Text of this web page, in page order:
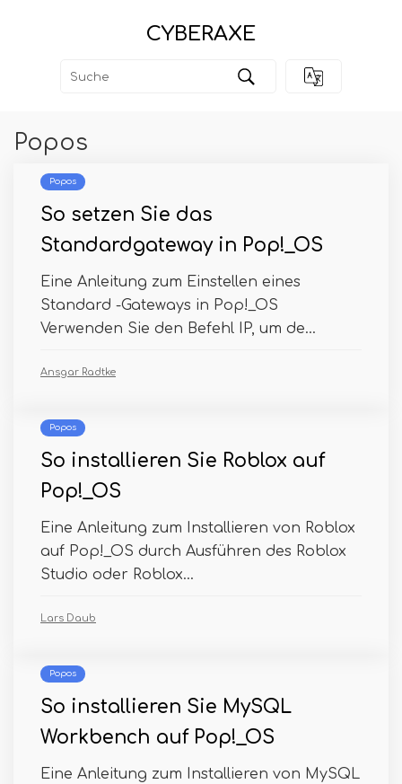
CYBERAXE
Popos
Popos
So setzen Sie das
Standardgateway in Pop!_OS
Eine Anleitung zum Einstellen eines
Standard -Gateways in Pop!_OS
Verwenden Sie den Befehl IP, um de...
Ansgar Radtke
Popos
So installieren Sie Roblox auf
Pop!_OS
Eine Anleitung zum Installieren von Roblox
auf Pop!_OS durch Ausführen des Roblox
Studio oder Roblox...
Lars Daub
Popos
So installieren Sie MySQL
Workbench auf Pop!_OS
Eine Anleitung zum Installieren von MySQL